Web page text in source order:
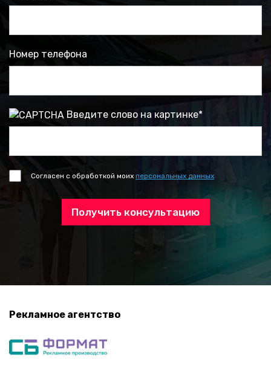
Номер телефона
Введите слово на картинке*
Согласен с обработкой моих персональных данных
Получить консультацию
Рекламное агентство